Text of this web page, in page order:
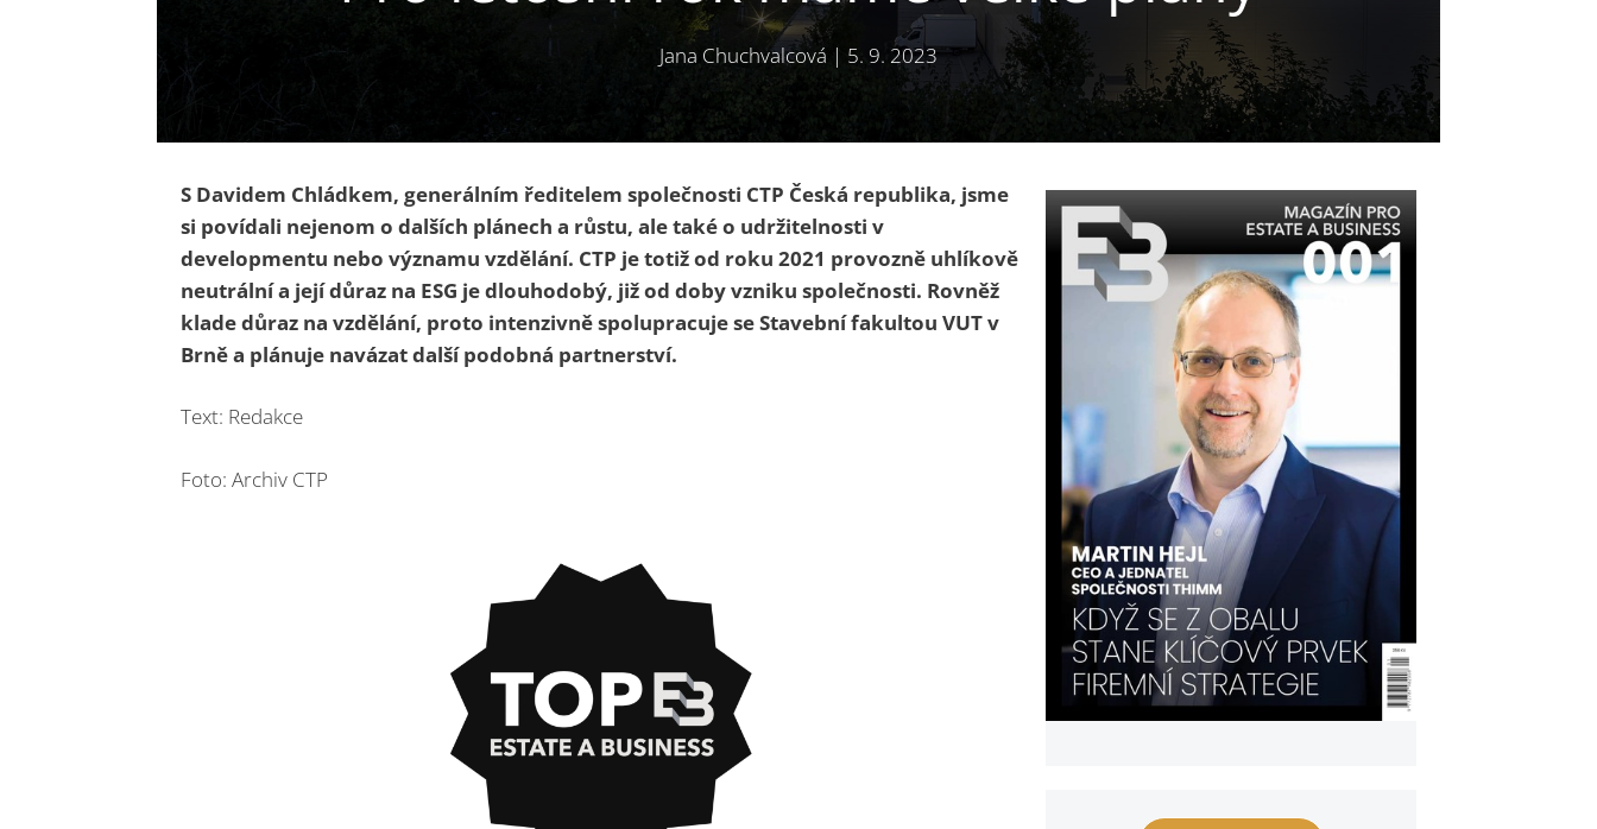
Jana Chuchvalcová | 5. 9. 2023
S Davidem Chládkem, generálním ředitelem společnosti CTP Česká republika, jsme
si povídali nejenom o dalších plánech a růstu, ale také o udržitelnosti v
developmentu nebo významu vzdělání. CTP je totiž od roku 2021 provozně uhlíkově
neutrální a její důraz na ESG je dlouhodobý, již od doby vzniku společnosti. Rovněž
klade důraz na vzdělání, proto intenzivně spolupracuje se Stavební fakultou VUT v
Brně a plánuje navázat další podobná partnerství.
Text: Redakce
Foto: Archiv CTP